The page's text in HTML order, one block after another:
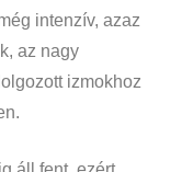
intenzív, azaz
az nagy
izmokhoz